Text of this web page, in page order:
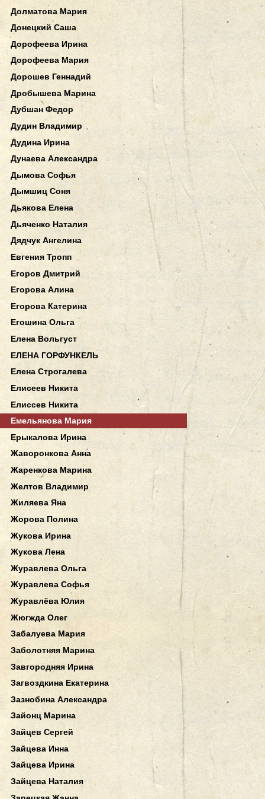
Долматова Мария
Донецкий Саша
Дорофеева Ирина
Дорофеева Мария
Дорошев Геннадий
Дробышева Марина
Дубшан Федор
Дудин Владимир
Дудина Ирина
Дунаева Александра
Дымова Софья
Дымшиц Соня
Дьякова Елена
Дьяченко Наталия
Дядчук Ангелина
Евгения Тропп
Егоров Дмитрий
Егорова Алина
Егорова Катерина
Егошина Ольга
Елена Вольгуст
ЕЛЕНА ГОРФУНКЕЛЬ
Елена Строгалева
Елисеев Никита
Елиссев Никита
Емельянова Мария
Ерыкалова Ирина
Жаворонкова Анна
Жаренкова Марина
Желтов Владимир
Жиляева Яна
Жорова Полина
Жукова Ирина
Жукова Лена
Журавлева Ольга
Журавлева Софья
Журавлёва Юлия
Жюгжда Олег
Забалуева Мария
Заболотняя Марина
Завгородняя Ирина
Загвоздкина Екатерина
Зазнобина Александра
Зайонц Марина
Зайцев Сергей
Зайцева Инна
Зайцева Ирина
Зайцева Наталия